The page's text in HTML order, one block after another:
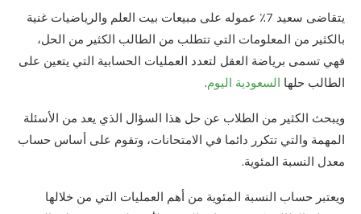
يتقاضى سعيد 7٪ عموله على مبيعات بيت العلم والرياضيات غنية
بالكثير من المعلومات التي تتطلب من الطالب الكثير من الحل،
فهي تسمى برياضة العقل لتعدد العمليات الحسابية التي يتعين على
الطالب حلها السعودية اليوم.
ويبحث الكثير من الطلاب عن حل هذا السؤال الذي يعد من الأسئلة
المهمة والتي تتكرر دائما في الامتحانات، وتقوم على أساس حساب
معدل النسبة المئوية.
ويعتبر حساب النسبة المئوية من أهم العمليات التي من خلالها